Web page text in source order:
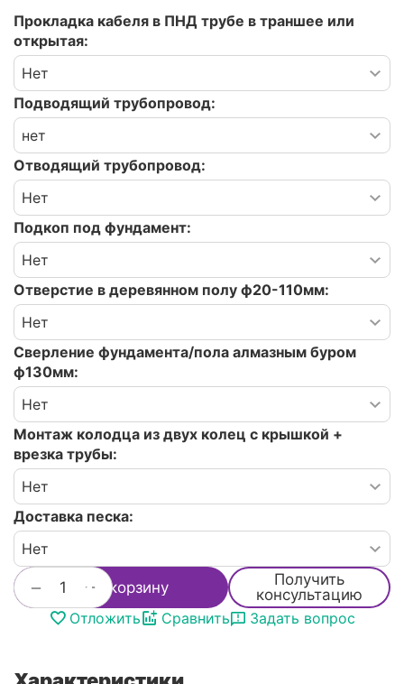
Прокладка кабеля в ПНД трубе в траншее или
открытая:
Подводящий трубопровод:
Отводящий трубопровод:
Подкоп под фундамент:
Отверстие в деревянном полу ф20-110мм:
Сверление фундамента/пола алмазным буром
ф130мм:
Монтаж колодца из двух колец с крышкой +
врезка трубы:
Доставка песка:
+
− В корзину
Получить
консультацию
Отложить
Сравнить Задать вопрос